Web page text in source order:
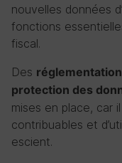
nouvelles données
fonctions
fiscal.
Des
protection des
mises en place, car
contribuables et
escient.